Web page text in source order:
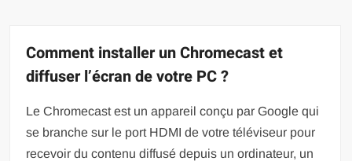
Comment installer un Chromecast et
diffuser l’écran de votre PC ?
Le Chromecast est un appareil conçu par Google qui
se branche sur le port HDMI de votre téléviseur pour
recevoir du contenu diffusé depuis un ordinateur, un